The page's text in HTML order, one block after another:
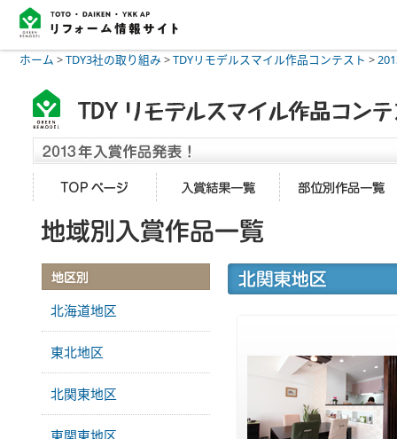
ホーム >TDY3社の取り組み >TDYリモデルスマイル作品コンテスト >
北海道地区
東北地区
北関東地区
東関東地区